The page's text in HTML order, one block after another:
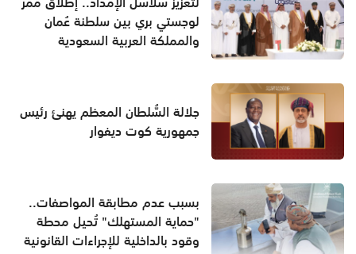
لوجستي بري بين سلطنة عُمان
والمملكة العربية السعودية
جلالة السُّلطان المعظم يهنئ رئيس
جمهورية كوت ديفوار
بسبب عدم مطابقة المواصفات..
"حماية المستهلك" تُحيل محطة
وقود بالداخلية للإجراءات القانونية